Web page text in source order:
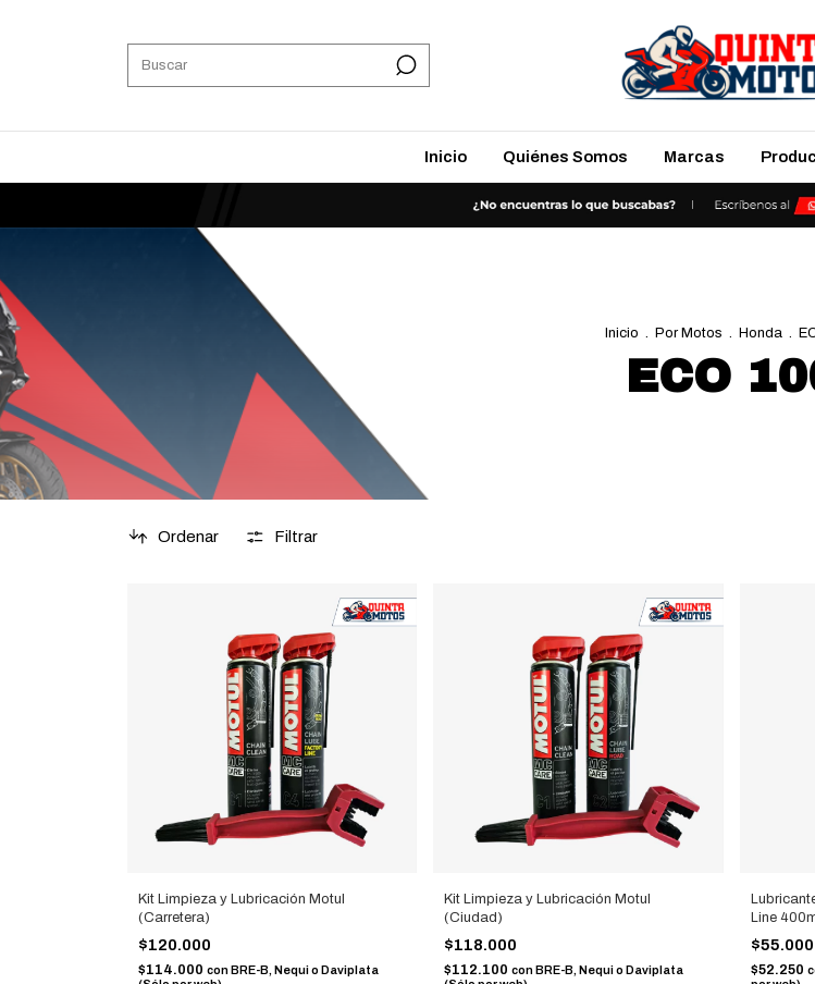
Inicio Quiénes Somos Marcas
Inicio . Por Motos . Honda .
ECO
Ordenar Filtrar
Kit Limpieza y Lubricación Motul
(Carretera)
$120.000
$114.000 con BRE-B, Nequi o Daviplata
Kit Limpieza y Lubricación Motul
(Ciudad)
$118.000
$112.100con BRE-B, Nequi o Daviplata
Line
$55.000
$52.250